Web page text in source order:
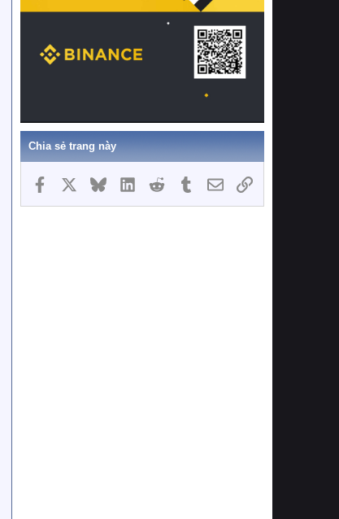
Chia sẻ trang này
Facebook BlueskyLinkedInReddit TumblrEmailLink